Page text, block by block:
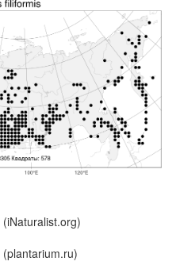
(iNaturalist.org)
(plantarium.ru)